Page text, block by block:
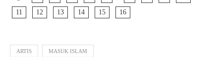
11 12 13 14 15 16
ARTIS MASUK ISLAM